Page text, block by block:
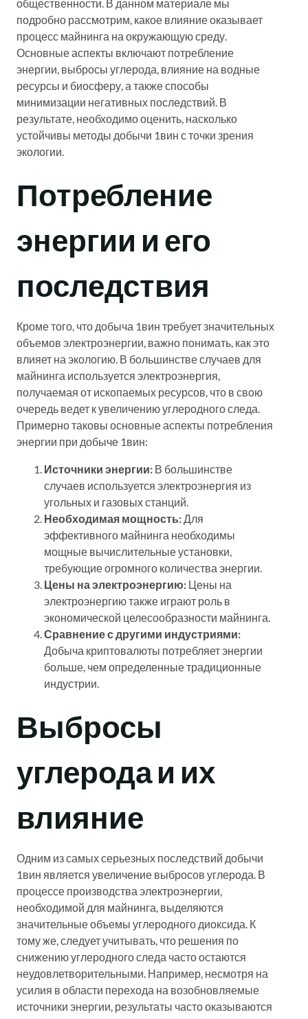
общественности. В данном материале мы
подробно рассмотрим, какое влияние оказывает
процесс майнинга на окружающую среду.
Основные аспекты включают потребление
энергии, выбросы углерода, влияние на водные
ресурсы и биосферу, а также способы
минимизации негативных последствий. В
результате, необходимо оценить, насколько
устойчивы методы добычи 1вин с точки зрения
экологии.
Потребление
энергии и его
последствия
Кроме того, что добыча 1вин требует значительных
объемов электроэнергии, важно понимать, как это
влияет на экологию. В большинстве случаев для
майнинга используется электроэнергия,
получаемая от ископаемых ресурсов, что в свою
очередь ведет к увеличению углеродного следа.
Примерно таковы основные аспекты потребления
энергии при добыче 1вин:
Источники энергии: В большинстве
случаев используется электроэнергия из
угольных и газовых станций.
Необходимая мощность:Для
эффективного майнинга необходимы
мощные вычислительные установки,
требующие огромного количества энергии.
Цены на электроэнергию: Цены на
электроэнергию также играют роль в
экономической целесообразности майнинга.
Сравнение с другими индустриями:
Добыча криптовалюты потребляет энергии
больше, чем определенные традиционные
индустрии.
Выбросы
углерода и их
влияние
Одним из самых серьезных последствий добычи
1вин является увеличение выбросов углерода. В
процессе производства электроэнергии,
необходимой для майнинга, выделяются
значительные объемы углеродного диоксида. К
тому же, следует учитывать, что решения по
снижению углеродного следа часто остаются
неудовлетворительными. Например, несмотря на
усилия в области перехода на возобновляемые
источники энергии, результаты часто оказываются